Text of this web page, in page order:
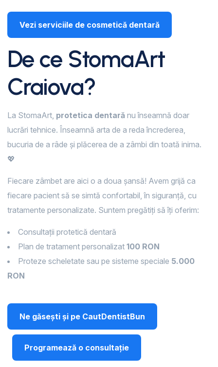
Vezi serviciile de cosmetică dentară
De ce StomaArt
Craiova?
La StomaArt, protetica dentară nu înseamnă doar
lucrări tehnice. Înseamnă arta de a reda încrederea,
bucuria de a râde și plăcerea de a zâmbi din toată inima.
💖
Fiecare zâmbet are aici o a doua șansă! Avem grijă ca
fiecare pacient să se simtă confortabil, în siguranță, cu
tratamente personalizate. Suntem pregătiți să îți oferim:
Consultații protetică dentară
Plan de tratament personalizat 100 RON
Proteze scheletate sau pe sisteme speciale 5.000
RON
Ne găsești și pe CautDentistBun
Programează o consultație